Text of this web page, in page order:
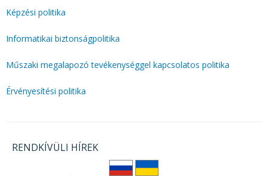
HIRDETMÉNYEK
NYOMTATVÁNYOK, SZOFTVEREK
Képzési politika
Informatikai biztonságpolitika
Műszaki megalapozó tevékenységgel kapcsolatos politika
Érvényesítési politika
RENDKÍVÜLI HÍREK